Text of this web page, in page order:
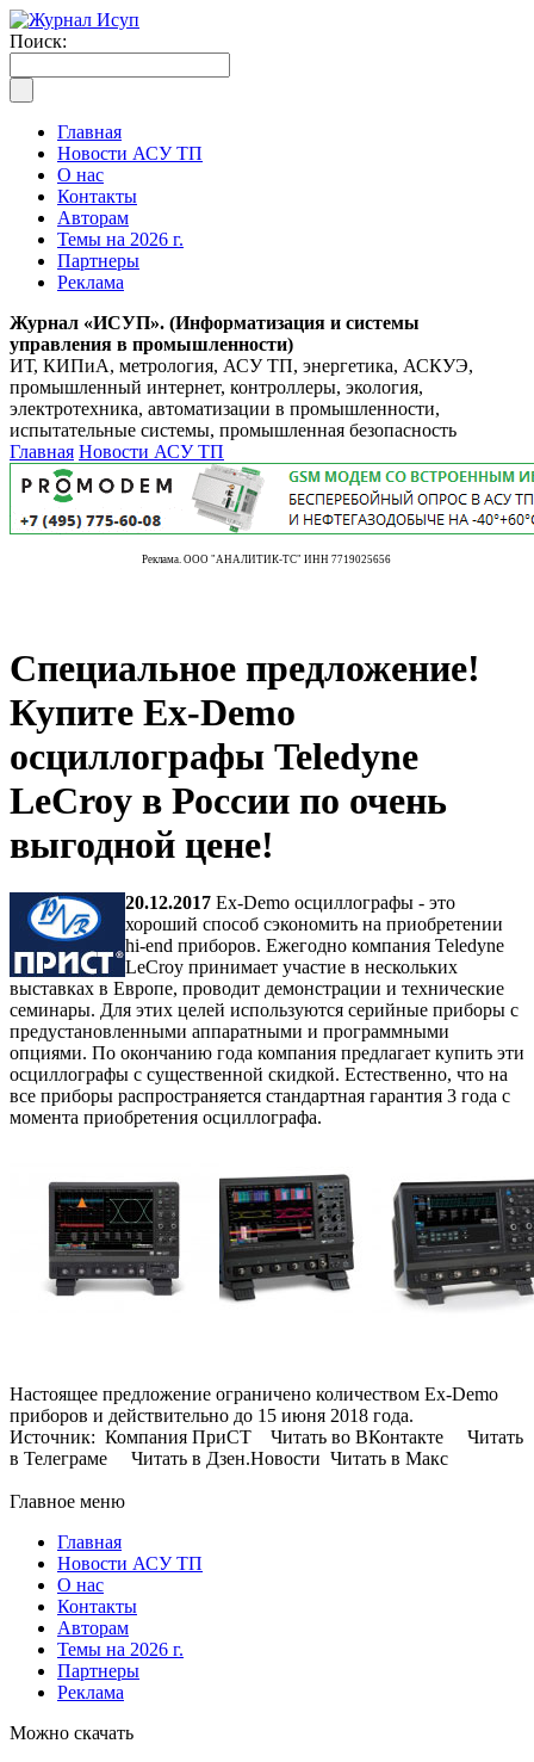
Поиск:
Главная
Новости АСУ ТП
О нас
Контакты
Авторам
Темы на 2026 г.
Партнеры
Реклама
Журнал «ИСУП». (Информатизация и системы
управления в промышленности)
ИТ, КИПиА, метрология, АСУ ТП, энергетика, АСКУЭ,
промышленный интернет, контроллеры, экология,
электротехника, автоматизации в промышленности,
испытательные системы, промышленная безопасность
Главная Новости АСУ ТП
Реклама. ООО "АНАЛИТИК-ТС" ИНН 7719025656
Специальное предложение!
Купите Ex-Demo
осциллографы Teledyne
LeCroy в России по очень
выгодной цене!
20.12.2017 Ex-Demo осциллографы - это
хороший способ сэкономить на приобретении
hi-end приборов. Ежегодно компания Teledyne
LeCroy принимает участие в нескольких
выставках в Европе, проводит демонстрации и технические
семинары. Для этих целей используются серийные приборы с
предустановленными аппаратными и программными
опциями. По окончанию года компания предлагает купить эти
осциллографы с существенной скидкой. Естественно, что на
все приборы распространяется стандартная гарантия 3 года с
момента приобретения осциллографа.
Настоящее предложение ограничено количеством Ex-Demo
приборов и действительно до 15 июня 2018 года.
Источник: Компания ПриСТ Читать во ВКонтакте Читать
в Телеграме Читать в Дзен.Новости Читать в Макс
Главное меню
Главная
Новости АСУ ТП
О нас
Контакты
Авторам
Темы на 2026 г.
Партнеры
Реклама
Можно скачать